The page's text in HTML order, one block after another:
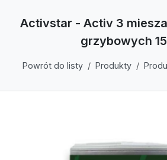
Activstar - Activ 3
grzybowych
Powrót do listy Produkty